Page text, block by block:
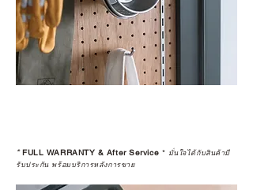
*FULL WARRANTY & After Service * มั่นใจได้กับสินค้ามี
รับประกัน พร้อมบริการหลังการขาย